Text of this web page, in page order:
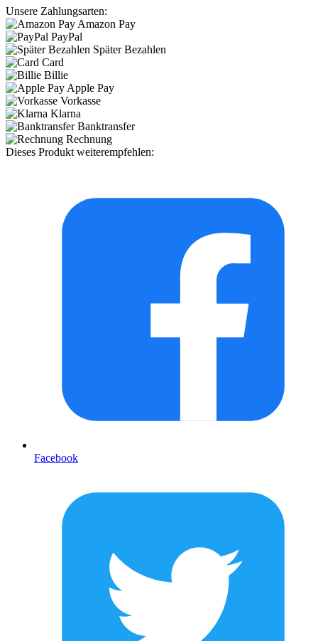
Unsere Zahlungsarten:
Amazon Pay
PayPal
Später Bezahlen
Card
Billie
Apple Pay
Vorkasse
Klarna
Banktransfer
Rechnung
Dieses Produkt weiterempfehlen:
Facebook